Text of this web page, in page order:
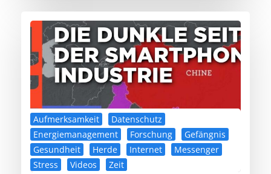
Aufmerksamkeit
Datenschutz
Energiemanagement
Forschung
Gefängnis
Gesundheit
Herde Internet
Messenger
Stress
Videos Zeit